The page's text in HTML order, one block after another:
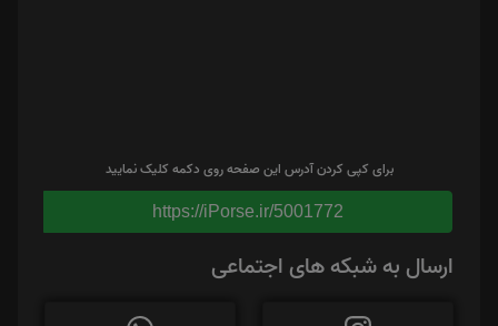
برای کپی کردن آدرس این صفحه روی دکمه کلیک نمایید
https://iPorse.ir/5001772
ارسال به شبکه های اجتماعی